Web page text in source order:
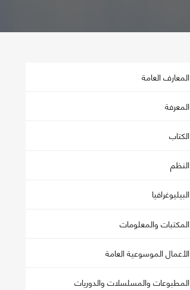
المعارف العامة
المعرفة
الكتاب
النظم
البيليوغرافيا
المكتبات والمعلومات
الأعمال الموسوعية العامة
المطبوعات والمسلسلات والدوريات